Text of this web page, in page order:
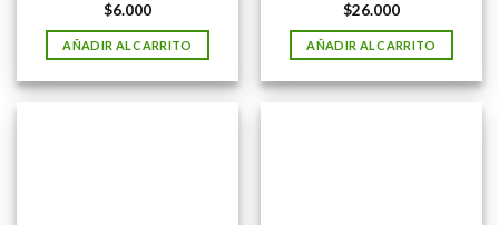
$6.000
AÑADIR AL CARRITO
$26.000
AÑADIR AL CARRITO